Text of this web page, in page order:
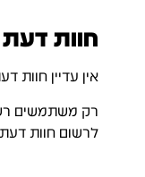
חוות דעת
אין עדיין חוות
רק משתמשים
לרשום חוות